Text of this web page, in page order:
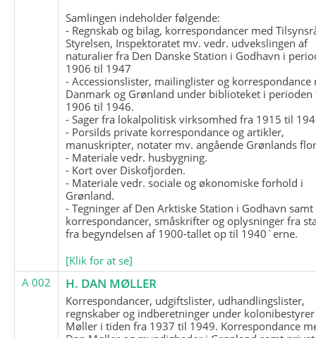
Samlingen indeholder følgende:
- Regnskab og bilag, korrespondancer med
Styrelsen, Inspektoratet mv. vedr. udvekslingen af
naturalier fra Den Danske Station i Godhavn i
1906 til 1947
- Accessionslister, mailinglister og korrespondance
Danmark og Grønland under biblioteket i perioden
1906 til 1946.
- Sager fra lokalpolitisk virksomhed fra 1915 til
- Porsilds private korrespondance og artikler,
manuskripter, notater mv. angående Grønlands
- Materiale vedr. husbygning.
- Kort over Diskofjorden.
- Materiale vedr. sociale og økonomiske forhold i
Grønland.
- Tegninger af Den Arktiske Station i Godhavn
korrespondancer, småskrifter og oplysninger fra
fra begyndelsen af 1900-tallet op til 1940`erne.
[Klik for at se]
A 002
H. DAN MØLLER
Korrespondancer, udgiftslister, udhandlingslister,
regnskaber og indberetninger under
Møller i tiden fra 1937 til 1949. Korrespondance